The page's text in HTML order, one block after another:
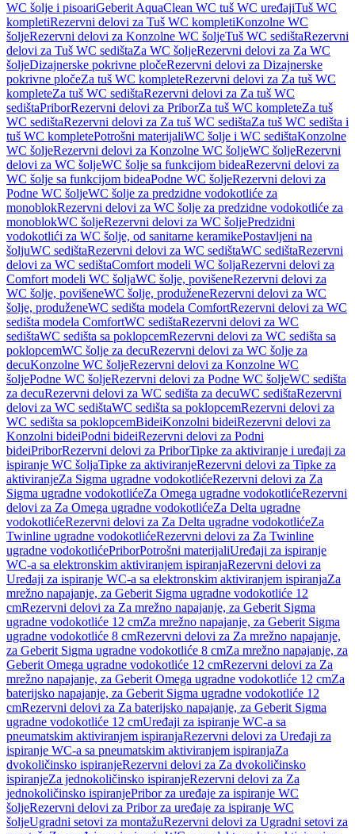
WC šolje i pisoariGeberit AquaClean WC tuš WC uređajiTuš WC
kompletiRezervni delovi za Tuš WC kompletiKonzolne WC
šoljeRezervni delovi za Konzolne WC šoljeTuš WC sedištaRezervni
delovi za Tuš WC sedištaZa WC šoljeRezervni delovi za Za WC
šoljeDizajnerske pokrivne pločeRezervni delovi za Dizajnerske
pokrivne pločeZa tuš WC kompleteRezervni delovi za Za tuš WC
kompleteZa tuš WC sedištaRezervni delovi za Za tuš WC
sedištaPriborRezervni delovi za PriborZa tuš WC kompleteZa tuš
WC sedištaRezervni delovi za Za tuš WC sedištaZa tuš WC sedišta i
tuš WC kompletePotrošni materijaliWC šolje i WC sedištaKonzolne
WC šoljeRezervni delovi za Konzolne WC šoljeWC šoljeRezervni
delovi za WC šoljeWC šolje sa funkcijom bideaRezervni delovi za
WC šolje sa funkcijom bideaPodne WC šoljeRezervni delovi za
Podne WC šoljeWC šolje za predzidne vodokotliće za
monoblokRezervni delovi za WC šolje za predzidne vodokotliće za
monoblokWC šoljeRezervni delovi za WC šoljePredzidni
vodokotlići za WC šolje, od sanitarne keramikePostavljeni na
šoljuWC sedištaRezervni delovi za WC sedištaWC sedištaRezervni
delovi za WC sedištaComfort modeli WC šoljaRezervni delovi za
Comfort modeli WC šoljaWC šolje, povišeneRezervni delovi za
WC šolje, povišeneWC šolje, produženeRezervni delovi za WC
šolje, produženeWC sedišta modela ComfortRezervni delovi za WC
sedišta modela ComfortWC sedištaRezervni delovi za WC
sedištaWC sedišta sa poklopcemRezervni delovi za WC sedišta sa
poklopcemWC šolje za decuRezervni delovi za WC šolje za
decuKonzolne WC šoljeRezervni delovi za Konzolne WC
šoljePodne WC šoljeRezervni delovi za Podne WC šoljeWC sedišta
za decuRezervni delovi za WC sedišta za decuWC sedištaRezervni
delovi za WC sedištaWC sedišta sa poklopcemRezervni delovi za
WC sedišta sa poklopcemBideiKonzolni bideiRezervni delovi za
Konzolni bideiPodni bideiRezervni delovi za Podni
bideiPriborRezervni delovi za PriborTipke za aktiviranje i uređaji za
ispiranje WC šoljaTipke za aktiviranjeRezervni delovi za Tipke za
aktiviranjeZa Sigma ugradne vodokotlićeRezervni delovi za Za
Sigma ugradne vodokotlićeZa Omega ugradne vodokotlićeRezervni
delovi za Za Omega ugradne vodokotlićeZa Delta ugradne
vodokotlićeRezervni delovi za Za Delta ugradne vodokotlićeZa
Twinline ugradne vodokotlićeRezervni delovi za Za Twinline
ugradne vodokotlićePriborPotrošni materijaliUređaji za ispiranje
WC-a sa elektronskim aktiviranjem ispiranjaRezervni delovi za
Uređaji za ispiranje WC-a sa elektronskim aktiviranjem ispiranjaZa
mrežno napajanje, za Geberit Sigma ugradne vodokotliće 12
cmRezervni delovi za Za mrežno napajanje, za Geberit Sigma
ugradne vodokotliće 12 cmZa mrežno napajanje, za Geberit Sigma
ugradne vodokotliće 8 cmRezervni delovi za Za mrežno napajanje,
za Geberit Sigma ugradne vodokotliće 8 cmZa mrežno napajanje, za
Geberit Omega ugradne vodokotliće 12 cmRezervni delovi za Za
mrežno napajanje, za Geberit Omega ugradne vodokotliće 12 cmZa
baterijsko napajanje, za Geberit Sigma ugradne vodokotliće 12
cmRezervni delovi za Za baterijsko napajanje, za Geberit Sigma
ugradne vodokotliće 12 cmUređaji za ispiranje WC-a sa
pneumatskim aktiviranjem ispiranjaRezervni delovi za Uređaji za
ispiranje WC-a sa pneumatskim aktiviranjem ispiranjaZa
dvokoličinsko ispiranjeRezervni delovi za Za dvokoličinsko
ispiranjeZa jednokoličinsko ispiranjeRezervni delovi za Za
jednokoličinsko ispiranjePribor za uređaje za ispiranje WC
šoljeRezervni delovi za Pribor za uređaje za ispiranje WC
šoljeUgradni setovi za montažuRezervni delovi za Ugradni setovi za